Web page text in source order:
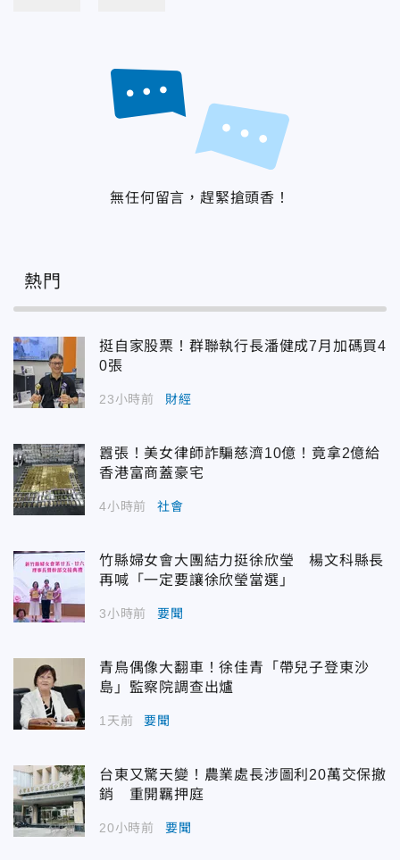
無任何留言，趕緊搶頭香！
熱門
挺自家股票！群聯執行長潘健成7月加碼買4
0張
23小時前 財經
囂張！美女律師詐騙慈濟10億！竟拿2億給
香港富商蓋豪宅
4小時前 社會
竹縣婦女會大團結力挺徐欣瑩 楊文科縣長
再喊「一定要讓徐欣瑩當選」
3小時前 要聞
青鳥偶像大翻車！徐佳青「帶兒子登東沙
島」監察院調查出爐
1天前 要聞
台東又驚天變！農業處長涉圖利20萬交保撤
銷 重開羈押庭
20小時前 要聞